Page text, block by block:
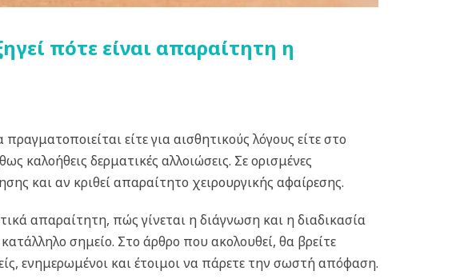
πότε είναι απαραίτητη η
είτε για αισθητικούς λόγους είτε στο
καλοήθεις δερματικές αλλοιώσεις. Σε ορισμένες
και αν κριθεί απαραίτητο χειρουργικής αφαίρεσης.
απαραίτητη, πώς γίνεται η διάγνωση και η διαδικασία
σημείο. Στο άρθρο που ακολουθεί, θα βρείτε
ενημερωμένοι και έτοιμοι να πάρετε την σωστή απόφαση.